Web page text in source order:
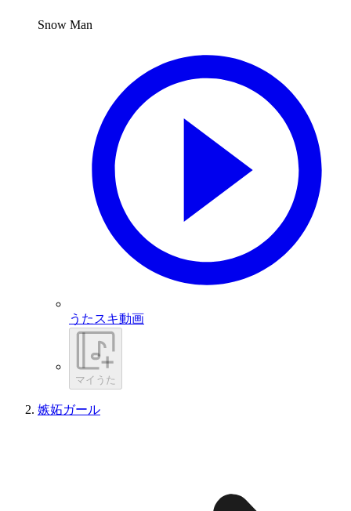
Snow Man
うたスキ動画
マイうた
嫉妬ガール